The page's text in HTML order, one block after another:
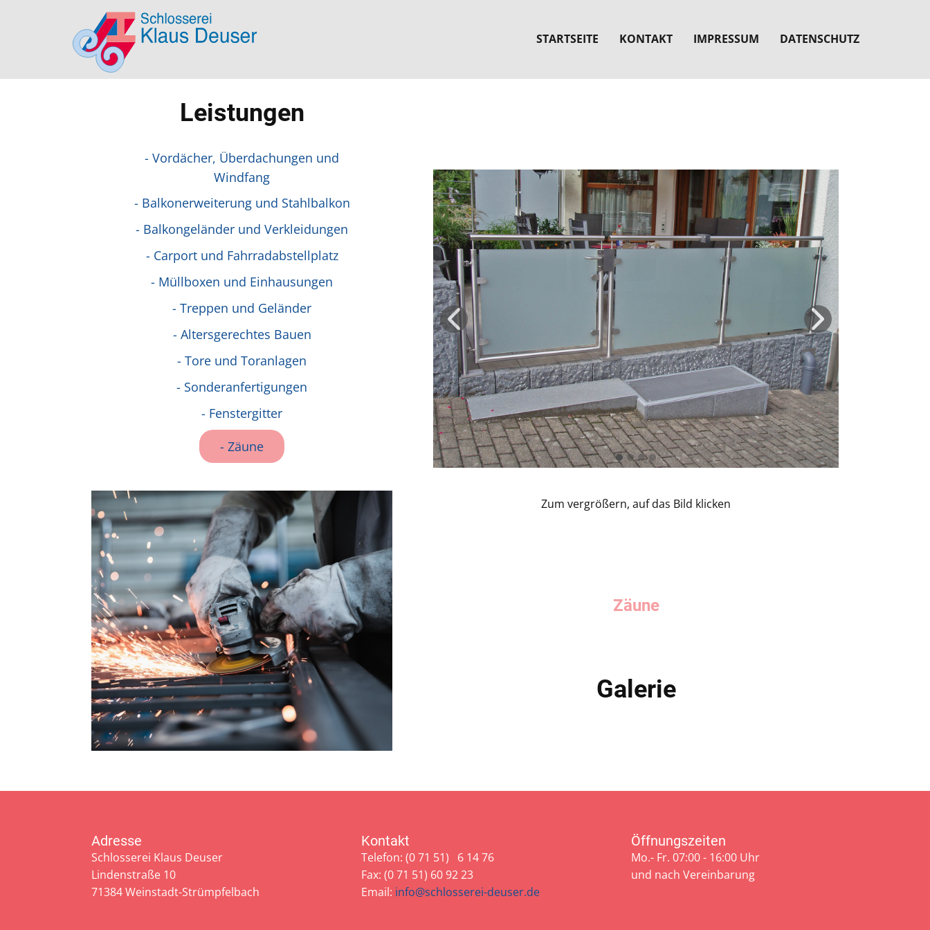
STARTSEITE KONTAKT IMPRESSUM DATENSCHUTZ
Leistungen
- Vordächer, Überdachungen und
Windfang
- Balkonerweiteru​ng und Stahlbalkon
- Balkongeländer und Verkleidungen
- Carport und Fahrradabstellplatz
- Müllboxen und Einhausungen
- Treppen und Geländer
- Altersgerechtes Bauen
- Tore und Toranlagen
- Sonderanfertigungen
- Fenstergitter
- Zäune
Zum vergrößern, auf das Bild klicken
Zäune
Galerie
Adresse
Schlosserei Klaus Deuser
Lindenstraße 10
71384 Weinstadt-Strümpfelbach
Kontakt
Telefon: (0 71 51) 6 14 76
Fax: (0 71 51) 60 92 23
Email: info@schlosserei-deuser.de
Öffnungszeiten
Mo.- Fr. 07:00 - 16:00 Uhr
und nach Vereinbarung